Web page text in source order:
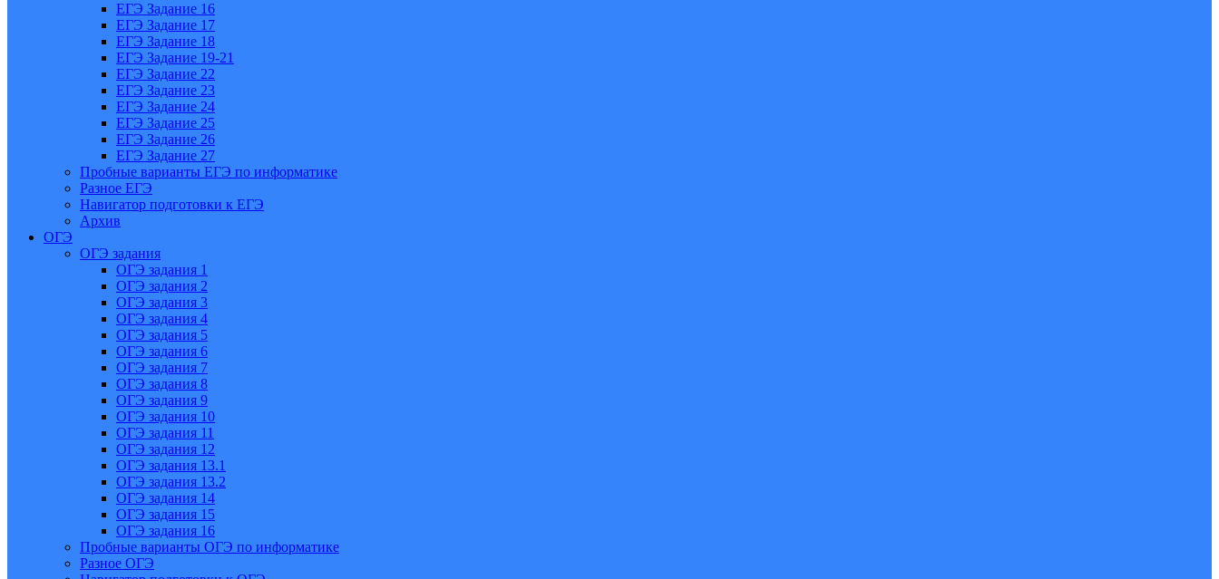
ЕГЭ Задание 16
ЕГЭ Задание 17
ЕГЭ Задание 18
ЕГЭ Задание 19-21
ЕГЭ Задание 22
ЕГЭ Задание 23
ЕГЭ Задание 24
ЕГЭ Задание 25
ЕГЭ Задание 26
ЕГЭ Задание 27
Пробные варианты ЕГЭ по информатике
Разное ЕГЭ
Навигатор подготовки к ЕГЭ
Архив
ОГЭ
ОГЭ задания
ОГЭ задания 1
ОГЭ задания 2
ОГЭ задания 3
ОГЭ задания 4
ОГЭ задания 5
ОГЭ задания 6
ОГЭ задания 7
ОГЭ задания 8
ОГЭ задания 9
ОГЭ задания 10
ОГЭ задания 11
ОГЭ задания 12
ОГЭ задания 13.1
ОГЭ задания 13.2
ОГЭ задания 14
ОГЭ задания 15
ОГЭ задания 16
Пробные варианты ОГЭ по информатике
Разное ОГЭ